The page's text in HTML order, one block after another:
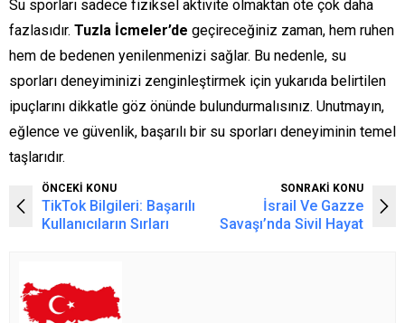
Su sporları sadece fiziksel aktivite olmaktan öte çok daha
fazlasıdır. Tuzla İcmeler’de geçireceğiniz zaman, hem ruhen
hem de bedenen yenilenmenizi sağlar. Bu nedenle, su
sporları deneyiminizi zenginleştirmek için yukarıda belirtilen
ipuçlarını dikkatle göz önünde bulundurmalısınız. Unutmayın,
eğlence ve güvenlik, başarılı bir su sporları deneyiminin temel
taşlarıdır.
ÖNCEKİ KONU
TikTok Bilgileri: Başarılı
Kullanıcıların Sırları
SONRAKİ KONU
İsrail Ve Gazze
Savaşı’nda Sivil Hayat